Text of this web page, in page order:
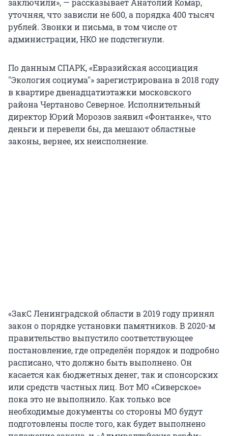
заключили», — рассказывает Анатолий Комар,
уточняя, что зависли не 600, а порядка 400 тысяч
рублей. Звонки и письма, в том числе от
администрации, НКО не подстегнули.
По данным СПАРК, «Евразийская ассоциация
"Экология социума"» зарегистрирована в 2018 году
в квартире двенадцатиэтажки московского
района Чертаново Северное. Исполнительный
директор Юрий Морозов заявил «Фонтанке», что
деньги и перевели бы, да мешают областные
законы, вернее, их неисполнение.
«ЗакС Ленинградской области в 2019 году принял
закон о порядке установки памятников. В 2020-м
правительство выпустило соответствующее
постановление, где определён порядок и подробно
расписано, что должно быть выполнено. Он
касается как бюджетных денег, так и спонсорских
или средств частных лиц. Вот МО «Сиверское»
пока это не выполнило. Как только все
необходимые документы со стороны МО будут
подготовлены после того, как будет выполнено